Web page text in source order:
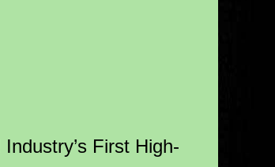
Industry’s First High-